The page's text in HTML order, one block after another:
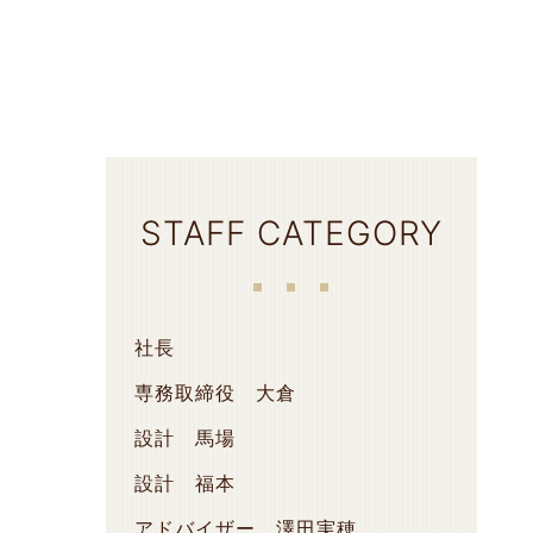
STAFF CATEGORY
社長
専務取締役 大倉
設計 馬場
設計 福本
アドバイザー 澤田実穂